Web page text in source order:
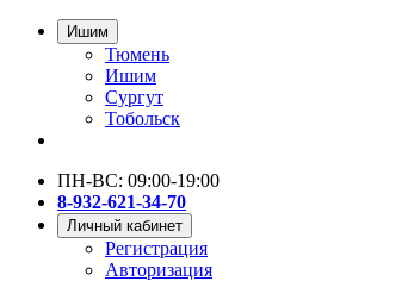
Ишим
Тюмень
Ишим
Сургут
Тобольск
ПН-ВС: 09:00-19:00
8-932-621-34-70
Личный кабинет
Регистрация
Авторизация